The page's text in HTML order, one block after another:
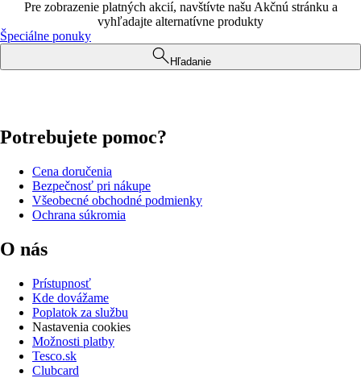
Pre zobrazenie platných akcií, navštívte našu Akčnú stránku a
vyhľadajte alternatívne produkty
Špeciálne ponuky
Hľadanie
Potrebujete pomoc?
Cena doručenia
Bezpečnosť pri nákupe
Všeobecné obchodné podmienky
Ochrana súkromia
O nás
Prístupnosť
Kde dovážame
Poplatok za službu
Nastavenia cookies
Možnosti platby
Tesco.sk
Clubcard